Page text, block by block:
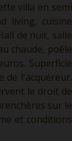
villa en semi
living, cuisine
de nuit, salle
chaude, poêle
Superficie
de l'acquéreur.
le droit de
sur le
et conditions